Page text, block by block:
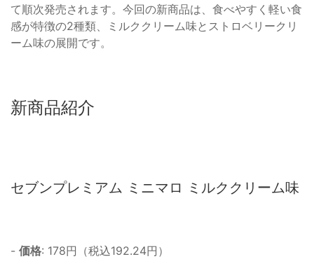
て順次発売されます。今回の新商品は、食べやすく軽い食
感が特徴の2種類、ミルククリーム味とストロベリークリ
ーム味の展開です。
新商品紹介
セブンプレミアム ミニマロ ミルククリーム味
- 価格: 178円（税込192.24円）